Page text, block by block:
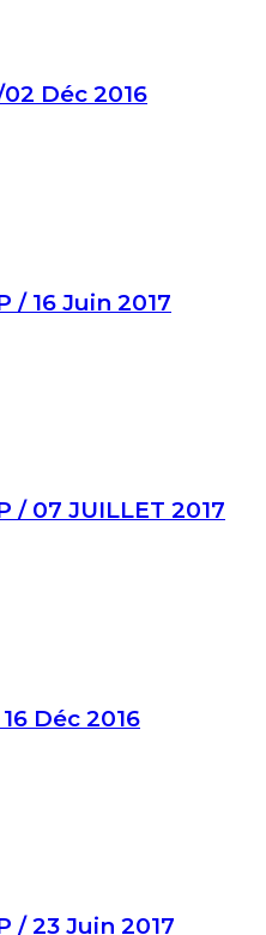
02 Déc 2016
/ 16 Juin 2017
/ 07 JUILLET 2017
Déc 2016
/ 23 Juin 2017